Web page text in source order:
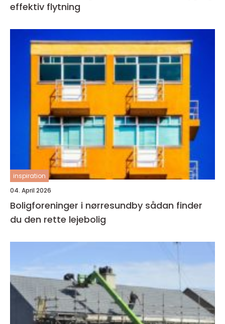
effektiv flytning
inspiration
04. April 2026
Boligforeninger i nørresundby sådan finder
du den rette lejebolig